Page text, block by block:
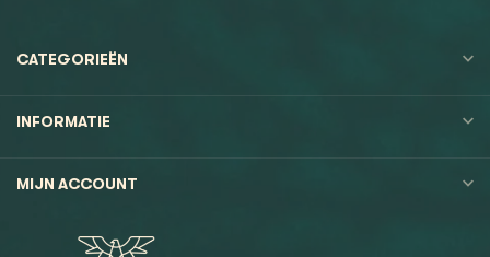
CATEGORIEËN
INFORMATIE
MIJN ACCOUNT